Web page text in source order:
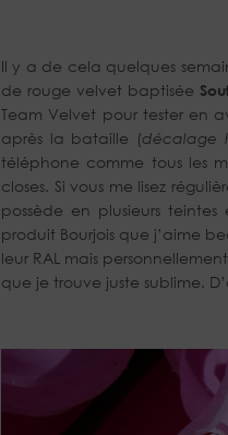
Il y a de cela quelques
de rouge velvet baptisée
Team Velvet pour tester en
après la bataille (décalage
téléphone comme tous les
closes. Si vous me lisez
possède en plusieurs
produit Bourjois que j’aime
leur RAL mais
que je trouve juste sublime.